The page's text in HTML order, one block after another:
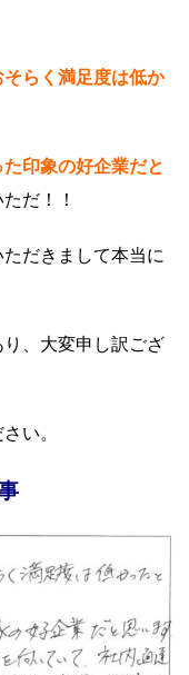
そらく満足度は低か
印象の好企業だと
だ！！
だきまして本当に
、大変申し訳ござ
い。